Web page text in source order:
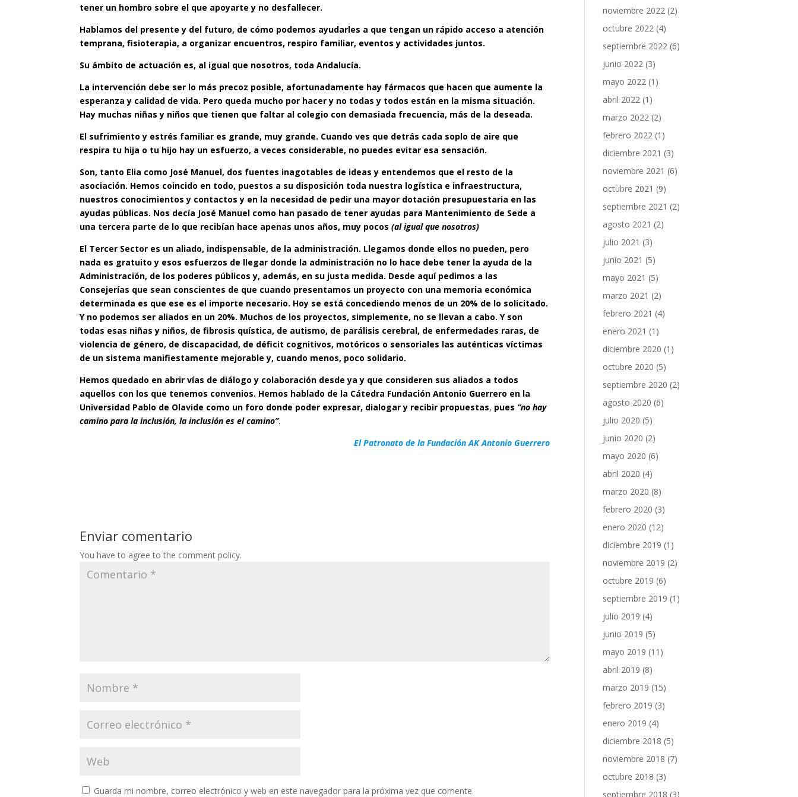
tener un hombro sobre el que apoyarte y no desfallecer.
Hablamos del presente y del futuro, de cómo podemos ayudarles a que tengan un rápido acceso a atención
temprana, fisioterapia, a organizar encuentros, respiro familiar, eventos y actividades juntos.
Su ámbito de actuación es, al igual que nosotros, toda Andalucía.
La intervención debe ser lo más precoz posible, afortunadamente hay fármacos que hacen que aumente la
esperanza y calidad de vida. Pero queda mucho por hacer y no todas y todos están en la misma situación.
Hay muchas niñas y niños que tienen que faltar al colegio con demasiada frecuencia, más de la deseada.
El sufrimiento y estrés familiar es grande, muy grande. Cuando ves que detrás cada soplo de aire que
respira tu hija o tu hijo hay un esfuerzo, a veces considerable, no puedes evitar esa sensación.
Son, tanto Elia como José Manuel, dos fuentes inagotables de ideas y entendemos que el resto de la
asociación. Hemos coincido en todo, puestos a su disposición toda nuestra logística e infraestructura,
nuestros conocimientos y contactos y en la necesidad de pedir una mayor dotación presupuestaria en las
ayudas públicas. Nos decía José Manuel como han pasado de tener ayudas para Mantenimiento de Sede a
una tercera parte de lo que recibían hace apenas unos años, muy pocos (al igual que nosotros)
El Tercer Sector es un aliado, indispensable, de la administración. Llegamos donde ellos no pueden, pero
nada es gratuito y esos esfuerzos de llegar donde la administración no lo hace debe tener la ayuda de la
Administración, de los poderes públicos y, además, en su justa medida. Desde aquí pedimos a las
Consejerías que sean conscientes de que cuando presentamos un proyecto con una memoria económica
determinada es que ese es el importe necesario. Hoy se está concediendo menos de un 20% de lo solicitado.
Y no podemos ser aliados en un 20%. Muchos de los proyectos, simplemente, no se llevan a cabo. Y son
todas esas niñas y niños, de fibrosis quística, de autismo, de parálisis cerebral, de enfermedades raras, de
violencia de género, de discapacidad, de déficit cognitivos, motóricos o sensoriales las auténticas víctimas
de un sistema manifiestamente mejorable y, cuando menos, poco solidario.
Hemos quedado en abrir vías de diálogo y colaboración desde ya y que consideren sus aliados a todos
aquellos con los que tenemos convenios. Hemos hablado de la Cátedra Fundación Antonio Guerrero en la
Universidad Pablo de Olavide como un foro donde poder expresar, dialogar y recibir propuestas, pues “no hay
camino para la inclusión, la inclusión es el camino”.
El Patronato de la Fundación AK Antonio Guerrero
Enviar comentario
You have to agree to the comment policy.
Guarda mi nombre, correo electrónico y web en este navegador para la próxima vez que comente.
noviembre 2022 (2)
octubre 2022 (4)
septiembre 2022 (6)
junio 2022 (3)
mayo 2022 (1)
abril 2022 (1)
marzo 2022 (2)
febrero 2022 (1)
diciembre 2021 (3)
noviembre 2021 (6)
octubre 2021 (9)
septiembre 2021 (2)
agosto 2021 (2)
julio 2021 (3)
junio 2021 (5)
mayo 2021 (5)
marzo 2021 (2)
febrero 2021 (4)
enero 2021 (1)
diciembre 2020 (1)
octubre 2020 (5)
septiembre 2020 (2)
agosto 2020 (6)
julio 2020 (5)
junio 2020 (2)
mayo 2020 (6)
abril 2020 (4)
marzo 2020 (8)
febrero 2020 (3)
enero 2020 (12)
diciembre 2019 (1)
noviembre 2019 (2)
octubre 2019 (6)
septiembre 2019 (1)
julio 2019 (4)
junio 2019 (5)
mayo 2019 (11)
abril 2019 (8)
marzo 2019 (15)
febrero 2019 (3)
enero 2019 (4)
diciembre 2018 (5)
noviembre 2018 (7)
octubre 2018 (3)
septiembre 2018 (3)